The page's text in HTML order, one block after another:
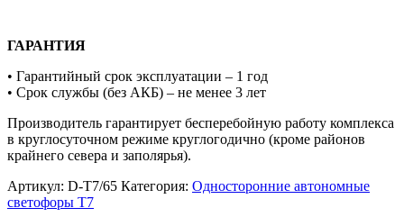
ГАРАНТИЯ
• Гарантийный срок эксплуатации – 1 год
• Срок службы (без АКБ) – не менее 3 лет
Производитель гарантирует бесперебойную работу комплекса
в круглосуточном режиме круглогодично (кроме районов
крайнего севера и заполярья).
Артикул: D-T7/65 Категория: Односторонние автономные
светофоры Т7